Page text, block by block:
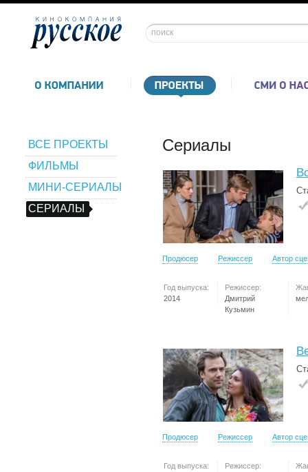
ВСЕ ПРОЕКТЫ
ФИЛЬМЫ
МИНИ-СЕРИАЛЫ
СЕРИАЛЫ
Сериалы
Продюсер Режиссер Автор
Год выпуска:
2014
Режиссер:
Дмитрий
Кузьмин
Продюсер Режиссер Автор
Год выпуска:
Режиссер: